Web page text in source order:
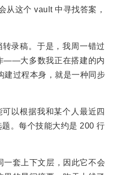
从这个 vault 中寻找答案，
录稿。于是，我周一错过
——大多数我正在搭建的内
建过程本身，就是一种同步
以根据我和某个人最近四
。每个技能大约是 200 行
一套上下文层，因此它不会